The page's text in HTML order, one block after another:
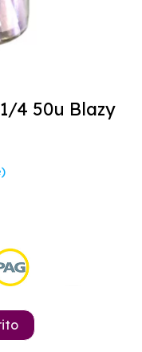
4 50u Blazy